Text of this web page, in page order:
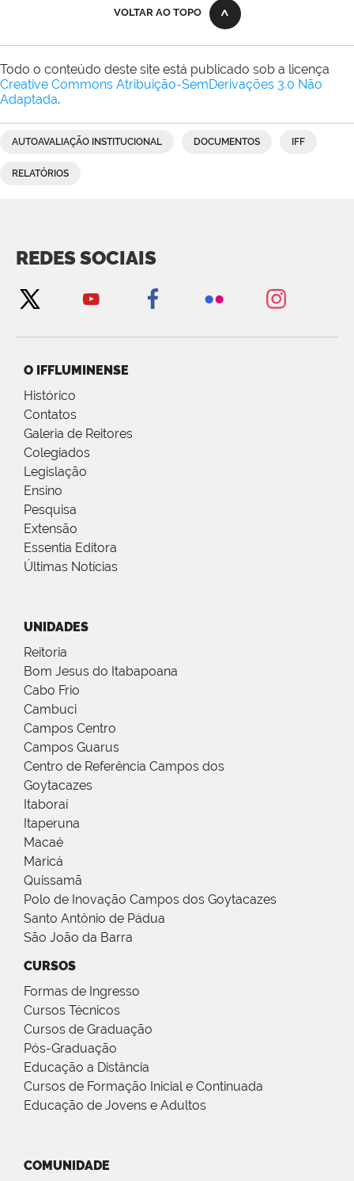
VOLTAR AO TOPO
Todo o conteúdo deste site está publicado sob a licença
Creative Commons Atribuição-SemDerivações 3.0 Não
Adaptada.
AUTOAVALIAÇÃO INSTITUCIONAL DOCUMENTOS IFF
RELATÓRIOS
REDES SOCIAIS
O IFFLUMINENSE
Histórico
Contatos
Galeria de Reitores
Colegiados
Legislação
Ensino
Pesquisa
Extensão
Essentia Editora
Últimas Notícias
UNIDADES
Reitoria
Bom Jesus do Itabapoana
Cabo Frio
Cambuci
Campos Centro
Campos Guarus
Centro de Referência Campos dos
Goytacazes
Itaboraí
Itaperuna
Macaé
Maricá
Quissamã
Polo de Inovação Campos dos Goytacazes
Santo Antônio de Pádua
São João da Barra
CURSOS
Formas de Ingresso
Cursos Técnicos
Cursos de Graduação
Pós-Graduação
Educação a Distância
Cursos de Formação Inicial e Continuada
Educação de Jovens e Adultos
COMUNIDADE